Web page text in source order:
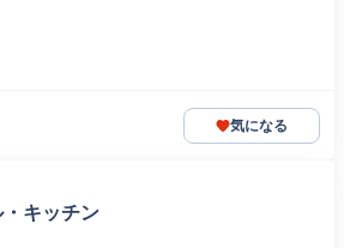
気になる
キッチン